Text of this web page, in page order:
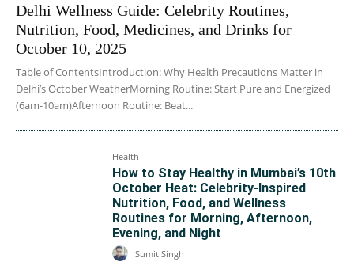
Delhi Wellness Guide: Celebrity Routines,
Nutrition, Food, Medicines, and Drinks for
October 10, 2025
Table of ContentsIntroduction: Why Health Precautions Matter in
Delhi’s October WeatherMorning Routine: Start Pure and Energized
(6am-10am)Afternoon Routine: Beat...
Health
How to Stay Healthy in Mumbai’s 10th
October Heat: Celebrity-Inspired
Nutrition, Food, and Wellness
Routines for Morning, Afternoon,
Evening, and Night
Sumit Singh